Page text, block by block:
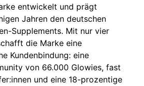
entwickelt und prägt
Jahren den deutschen
Supplements. Mit nur vier
die Marke eine
Kundenbindung: eine
von 66.000 Glowies, fast
und eine 18-prozentige